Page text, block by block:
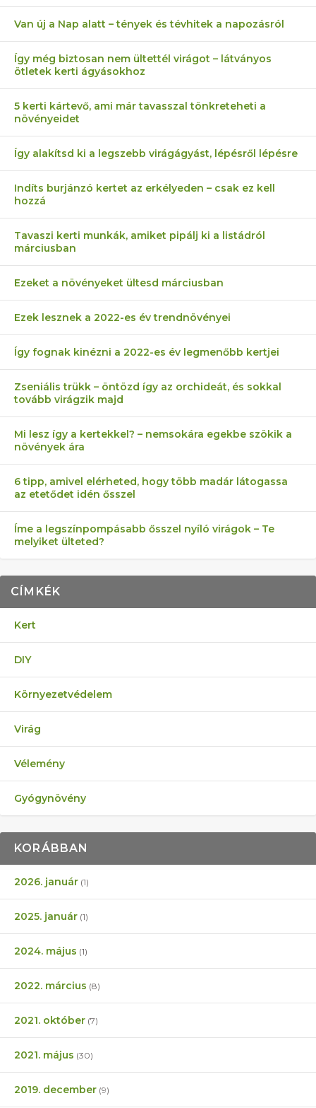
Van új a Nap alatt – tények és tévhitek a napozásról
Így még biztosan nem ültettél virágot – látványos
ötletek kerti ágyásokhoz
5 kerti kártevő, ami már tavasszal tönkreteheti a
növényeidet
Így alakítsd ki a legszebb virágágyást, lépésről lépésre
Indíts burjánzó kertet az erkélyeden – csak ez kell
hozzá
Tavaszi kerti munkák, amiket pipálj ki a listádról
márciusban
Ezeket a növényeket ültesd márciusban
Ezek lesznek a 2022-es év trendnövényei
Így fognak kinézni a 2022-es év legmenőbb kertjei
Zseniális trükk – öntözd így az orchideát, és sokkal
tovább virágzik majd
Mi lesz így a kertekkel? – nemsokára egekbe szökik a
növények ára
6 tipp, amivel elérheted, hogy több madár látogassa
az etetődet idén ősszel
Íme a legszínpompásabb ősszel nyíló virágok – Te
melyiket ülteted?
CÍMKÉK
Kert
DIY
Környezetvédelem
Virág
Vélemény
Gyógynövény
KORÁBBAN
2026. január (1)
2025. január (1)
2024. május (1)
2022. március (8)
2021. október (7)
2021. május (30)
2019. december (9)